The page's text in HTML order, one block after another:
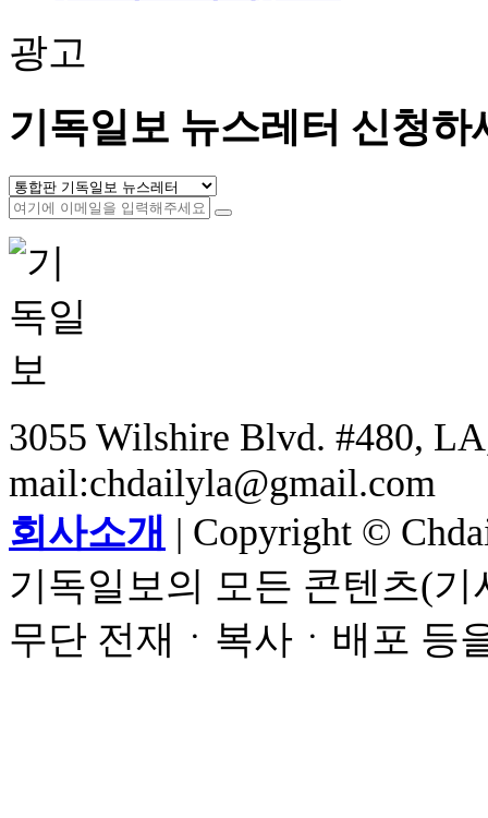
광고
기독일보 뉴스레터 신청하
3055 Wilshire Blvd. #480,
mail:chdailyla@gmail.com
회사소개 | Copyright ©
기독일보의 모든 콘텐츠(
무단 전재ㆍ복사ㆍ배포 등